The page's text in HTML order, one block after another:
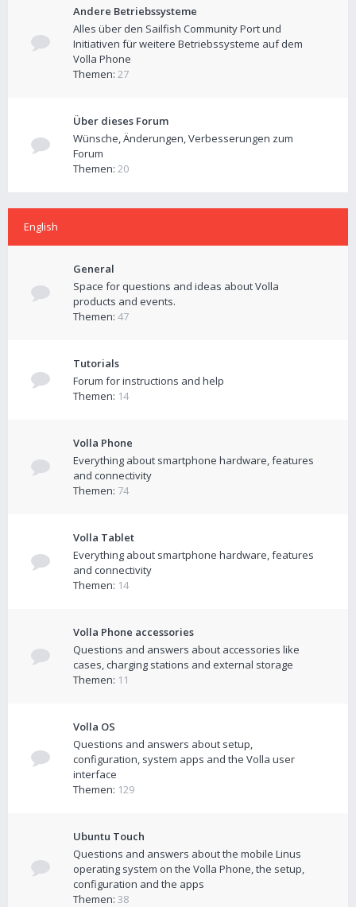
Andere Betriebssysteme
Alles über den Sailfish Community Port und
Initiativen für weitere Betriebssysteme auf dem
Volla Phone
Themen: 27
Über dieses Forum
Wünsche, Änderungen, Verbesserungen zum
Forum
Themen: 20
English
General
Space for questions and ideas about Volla
products and events.
Themen: 47
Tutorials
Forum for instructions and help
Themen: 14
Volla Phone
Everything about smartphone hardware, features
and connectivity
Themen: 74
Volla Tablet
Everything about smartphone hardware, features
and connectivity
Themen: 14
Volla Phone accessories
Questions and answers about accessories like
cases, charging stations and external storage
Themen: 11
Volla OS
Questions and answers about setup,
configuration, system apps and the Volla user
interface
Themen: 129
Ubuntu Touch
Questions and answers about the mobile Linus
operating system on the Volla Phone, the setup,
configuration and the apps
Themen: 38